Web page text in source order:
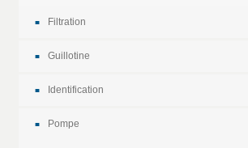
Filtration
Guillotine
Identification
Pompe